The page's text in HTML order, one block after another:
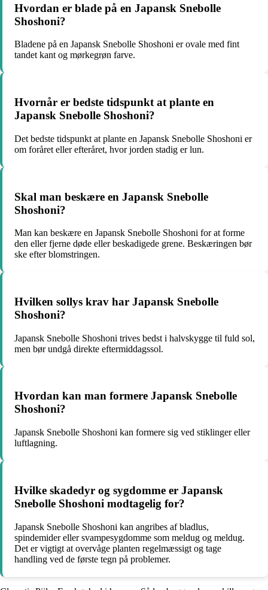
Hvordan er blade på en Japansk Snebolle
Shoshoni?
Bladene på en Japansk Snebolle Shoshoni er ovale med fint
tandet kant og mørkegrøn farve.
Hvornår er bedste tidspunkt at plante en
Japansk Snebolle Shoshoni?
Det bedste tidspunkt at plante en Japansk Snebolle Shoshoni er
om foråret eller efteråret, hvor jorden stadig er lun.
Skal man beskære en Japansk Snebolle
Shoshoni?
Man kan beskære en Japansk Snebolle Shoshoni for at forme
den eller fjerne døde eller beskadigede grene. Beskæringen bør
ske efter blomstringen.
Hvilken sollys krav har Japansk Snebolle
Shoshoni?
Japansk Snebolle Shoshoni trives bedst i halvskygge til fuld sol,
men bør undgå direkte eftermiddagssol.
Hvordan kan man formere Japansk Snebolle
Shoshoni?
Japansk Snebolle Shoshoni kan formere sig ved stiklinger eller
luftlagning.
Hvilke skadedyr og sygdomme er Japansk
Snebolle Shoshoni modtagelig for?
Japansk Snebolle Shoshoni kan angribes af bladlus,
spindemider eller svampesygdomme som meldug og meldug.
Det er vigtigt at overvåge planten regelmæssigt og tage
handling ved de første tegn på problemer.